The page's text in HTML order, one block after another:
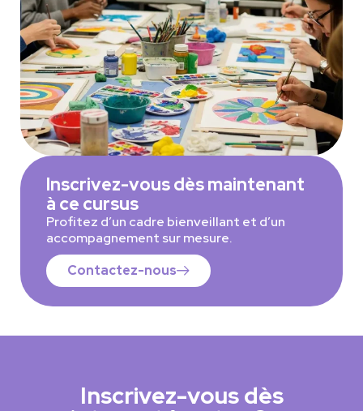
Inscrivez-vous dès maintenant
à ce cursus
Profitez d’un cadre bienveillant et d’un
accompagnement sur mesure.
Contactez-nous
Inscrivez-vous dès